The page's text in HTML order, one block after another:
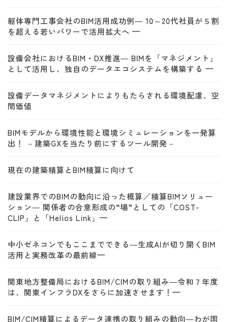
躯体専門工事会社のBIM活用成功例― 10～20代社員が５割
を超える若いパワーで活用拡大へ —
設備会社におけるBIM・DX推進― BIMを「マネジメント」
として活用し、独自のデータエコシステムを構築する —
設備データマネジメントによりもたらされる環境配慮、空
間価値
BIMモデルから環境性能と環境シミュレーションを一発算
出！ －建築GXを当たり前にするツール開発－
現在の建築積算とBIM積算に向けて
建設業界でのBIMの動向に沿った概算／積算BIMソリュー
ション― 関係者の合意形成の“場”としての「COST-
CLIP」と「Helios Link」—
中小ゼネコンでもここまでできる―生成AIが切り開くBIM
活用と実務改革の最前線—
関東地方整備局におけるBIM/CIMの取り組み―令和７年度
は、関東インフラDXをさらに加速させます！—
BIM/CIM積算によるデータ連携の取り組みの動向―わが国